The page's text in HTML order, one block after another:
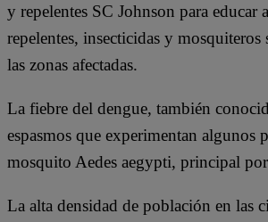
y repelentes SC Johnson para
repelentes, insecticidas y
las zonas afectadas.
La fiebre del dengue, también
espasmos que experimentan
mosquito Aedes aegypti, principal
La alta densidad de población en las